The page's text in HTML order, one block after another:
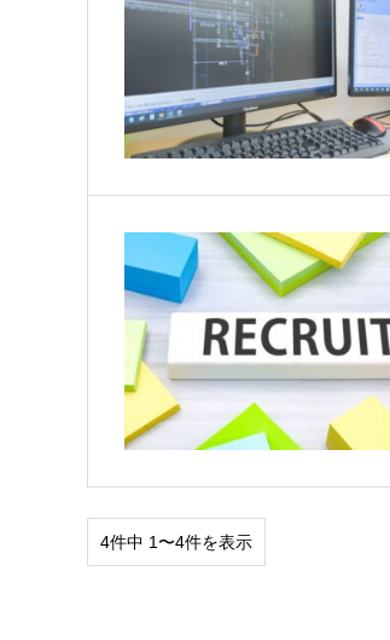
4件中 1〜4件を表示